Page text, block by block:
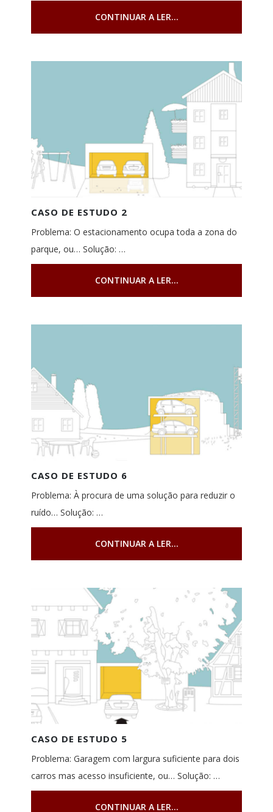
CONTINUAR A LER...
CASO DE ESTUDO 2
Problema: O estacionamento ocupa toda a zona do
parque, ou… Solução: …
CONTINUAR A LER...
CASO DE ESTUDO 6
Problema: À procura de uma solução para reduzir o
ruído… Solução: …
CONTINUAR A LER...
CASO DE ESTUDO 5
Problema: Garagem com largura suficiente para dois
carros mas acesso insuficiente, ou… Solução: …
CONTINUAR A LER...